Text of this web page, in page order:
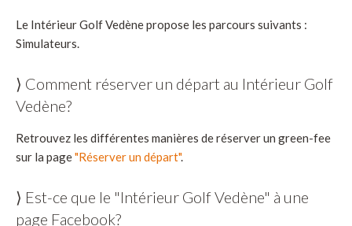
Le Intérieur Golf Vedène propose les parcours suivants :
Simulateurs.
⟩ Comment réserver un départ au Intérieur Golf
Vedène?
Retrouvez les différentes manières de réserver un green-fee
sur la page"Réserver un départ".
⟩ Est-ce que le "Intérieur Golf Vedène" à une
page Facebook?